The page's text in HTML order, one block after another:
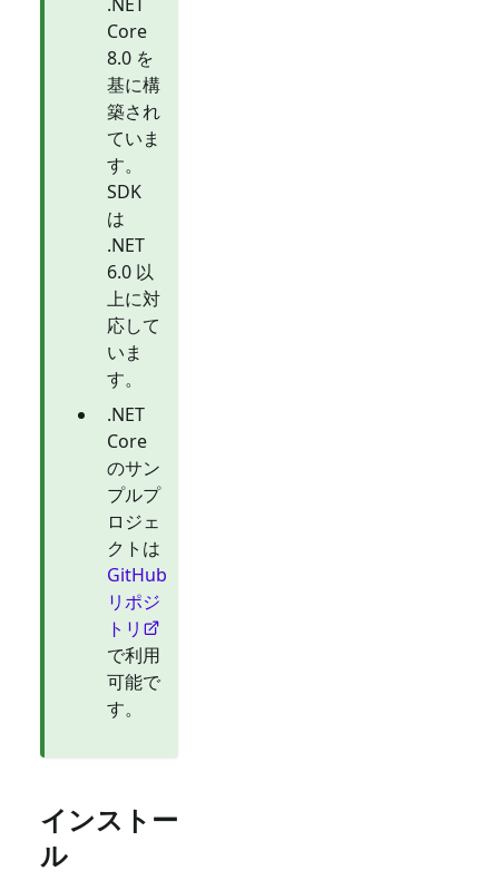
Core
8.0 を
基に構
築され
ていま
す。
SDK
は
.NET
6.0 以
上に対
応して
いま
す。
.NET
Core
のサン
プルプ
ロジェ
クトは
GitHub
リポジ
トリ
で利用
可能で
す。
インストー
ル